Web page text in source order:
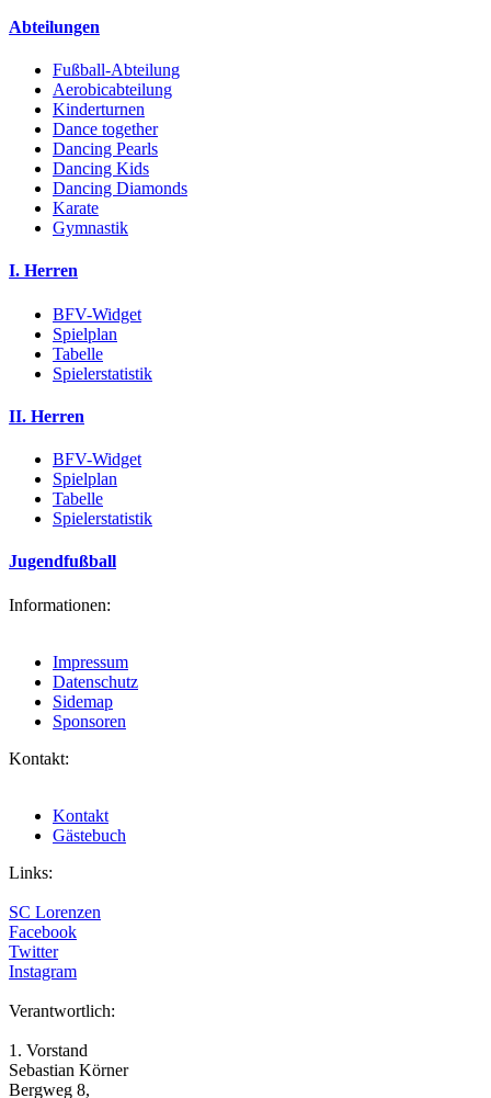
Abteilungen
Fußball-Abteilung
Aerobicabteilung
Kinderturnen
Dance together
Dancing Pearls
Dancing Kids
Dancing Diamonds
Karate
Gymnastik
I. Herren
BFV-Widget
Spielplan
Tabelle
Spielerstatistik
II. Herren
BFV-Widget
Spielplan
Tabelle
Spielerstatistik
Jugendfußball
Informationen:
Impressum
Datenschutz
Sidemap
Sponsoren
Kontakt:
Kontakt
Gästebuch
Links:
SC Lorenzen
Facebook
Twitter
Instagram
Verantwortlich:
1. Vorstand
Sebastian Körner
Bergweg 8,